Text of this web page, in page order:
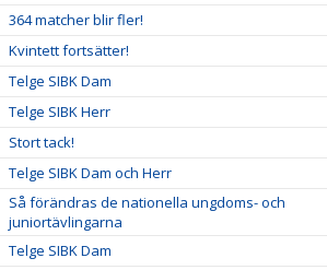
364 matcher blir fler!
Kvintett fortsätter!
Telge SIBK Dam
Telge SIBK Herr
Stort tack!
Telge SIBK Dam och Herr
Så förändras de nationella ungdoms- och
juniortävlingarna
Telge SIBK Dam